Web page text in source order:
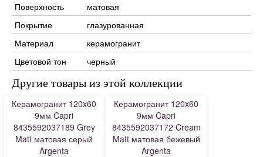
Поверхность
матовая
Покрытие
глазурованная
Материал
керамогранит
Цветовой тон
черный
Другие товары из этой коллекции
Керамогранит 120x60
9мм Capri
8435592037189 Grey
Matt матовая серый
Argenta
Керамогранит 120x60
9мм Capri
8435592037172 Cream
Matt матовая бежевый
Argenta